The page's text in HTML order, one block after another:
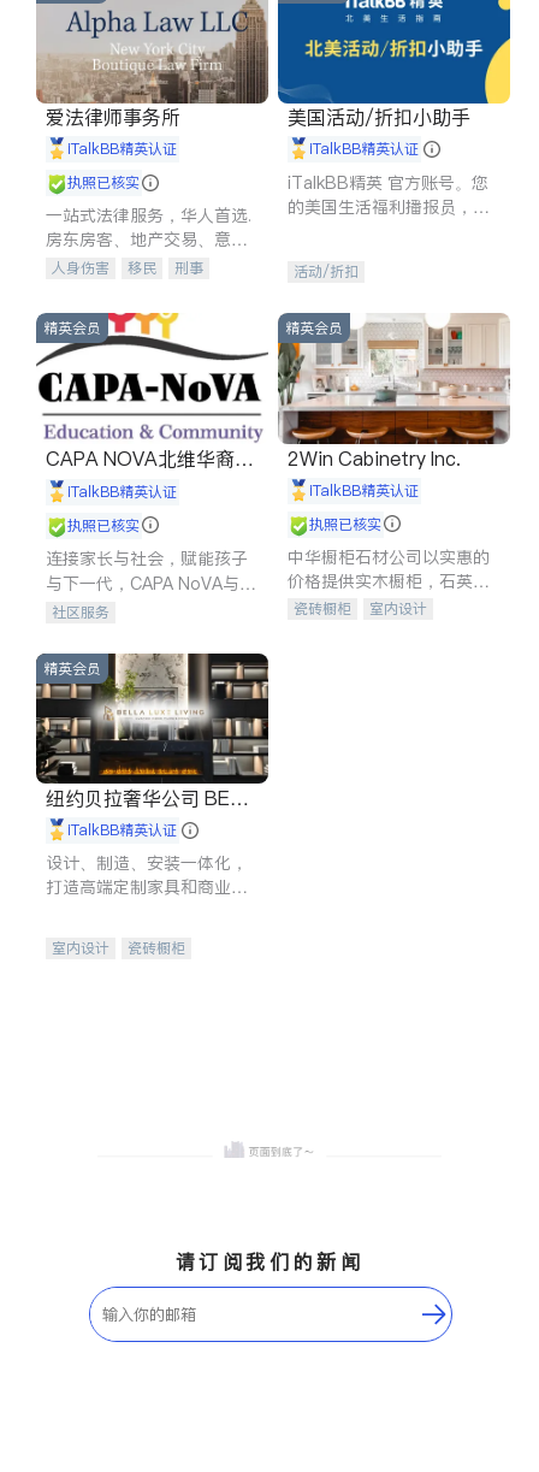
爱法律师事务所
iTalkBB精英认证
执照已核实
一站式法律服务，华人首选.
房东房客、地产交易、意外
伤害、车祸重伤、商业诉
建筑合同、刑事案件全包办
人身伤害 移民
刑事
信托/遗嘱
商业
索赔
律师-其它 保释
美国活动/折扣小助手
iTalkBB精英认证
iTalkBB精英 官方账号。您
的美国生活福利播报员，精
专属福利。
活动/折扣
精英会员
CAPA NOVA北维华裔家
长会iTalkBB精英认证
执照已核实
连接家长与社会，赋能孩子
与下一代，CAPA NoVA与您
携手建设包容、公平、充满
社区服务
精英会员
2Win Cabinetry Inc.
iTalkBB精英认证
执照已核实
中华橱柜石材公司以实惠的
价格提供实木橱柜，石英石
台面，多种优质不锈钢水
瓷砖橱柜
室内设计
精英会员
纽约贝拉奢华公司 BELL
A LUXE
iTalkBB精英认证
设计、制造、安装一体化，
打造高端定制家具和商业空
室内设计
瓷砖橱柜
请订阅我们的新闻